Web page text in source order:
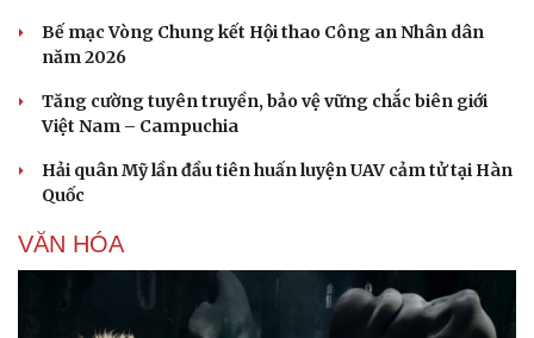
Bế mạc Vòng Chung kết Hội thao Công an Nhân dân
năm 2026
Tăng cường tuyên truyền, bảo vệ vững chắc biên giới
Việt Nam – Campuchia
Hải quân Mỹ lần đầu tiên huấn luyện UAV cảm tử tại Hàn
Quốc
VĂN HÓA